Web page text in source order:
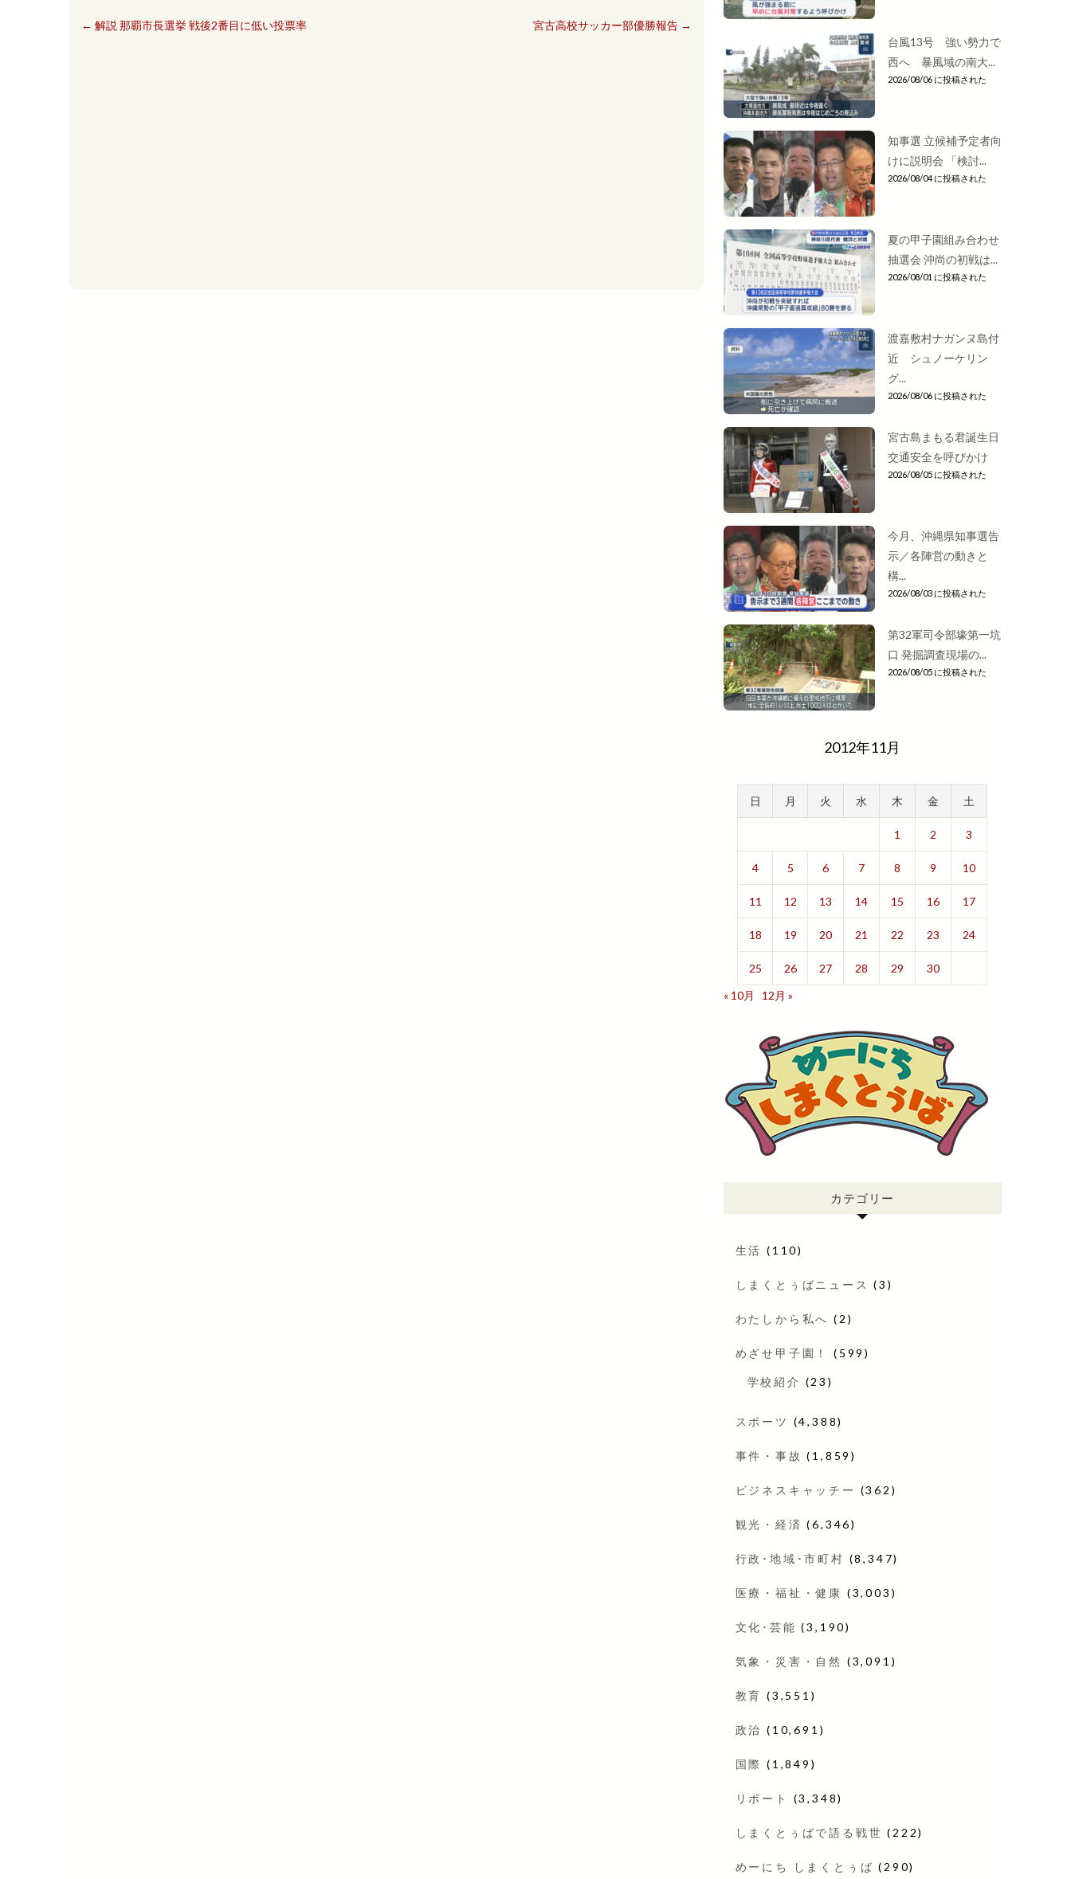
← 解説 那覇市長選挙 戦後2番目に低い投票率 宮古高校サッカー部優勝報告 →
台風13号 強い勢力で
西へ 暴風域の南大...
2026/08/06 に投稿された
知事選 立候補予定者向
けに説明会 「検討...
2026/08/04 に投稿された
夏の甲子園組み合わせ
抽選会 沖尚の初戦は...
2026/08/01 に投稿された
渡嘉敷村ナガンヌ島付
近 シュノーケリン
グ...
2026/08/06 に投稿された
宮古島まもる君誕生日
交通安全を呼びかけ
2026/08/05 に投稿された
今月、沖縄県知事選告
示／各陣営の動きと
構...
2026/08/03 に投稿された
第32軍司令部壕第一坑
口 発掘調査現場の...
2026/08/05 に投稿された
2012年11月
日 月 火 水 木 金 土
1 2 3
4 5 6 7 8 9 10
11 12 13 14 15 16 17
18 19 20 21 22 23 24
25 26 27 28 29
30
« 10月
12月 »
カテゴリー
生活 (110)
しまくとぅばニュース (3)
わたしから私へ (2)
めざせ甲子園！ (599)
学校紹介 (23)
スポーツ (4,388)
事件・事故 (1,859)
ビジネスキャッチー (362)
観光・経済 (6,346)
行政･地域･市町村 (8,347)
医療・福祉・健康 (3,003)
文化･芸能 (3,190)
気象・災害・自然 (3,091)
教育 (3,551)
政治 (10,691)
国際 (1,849)
リポート (3,348)
しまくとぅばで語る戦世 (222)
めーにち しまくとぅば (290)